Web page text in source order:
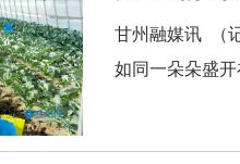
甘州融媒讯 （
如同一朵朵盛